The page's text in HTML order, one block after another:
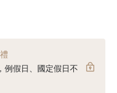
例假日、國定假日不